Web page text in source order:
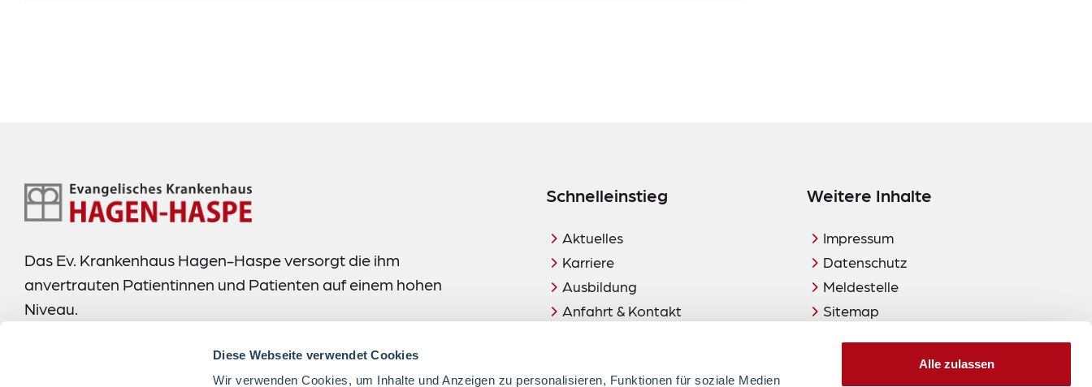
Diese Webseite verwendet Cookies
Wir verwenden Cookies, um Inhalte und Anzeigen zu personalisieren, Funktionen für soziale Medien
Alle zulassen
Footer-
Navigation
Das Ev. Krankenhaus Hagen-Haspe versorgt die ihm
anvertrauten Patientinnen und Patienten auf einem hohen
Niveau.
Schnelleinstieg
Aktuelles
Karriere
Ausbildung
Anfahrt & Kontakt
Weitere Inhalte
Impressum
Datenschutz
Meldestelle
Sitemap
(LkSG)